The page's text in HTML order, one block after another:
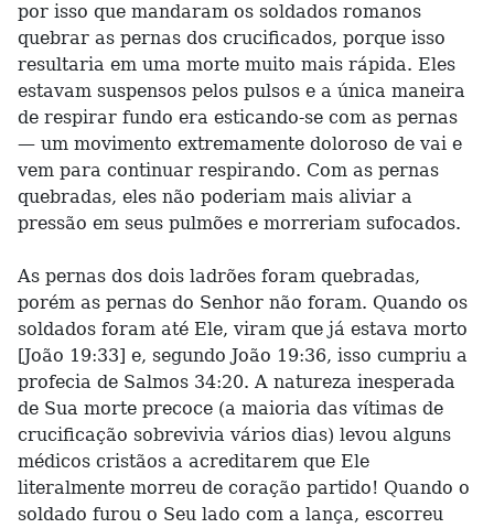
por isso que mandaram os soldados romanos
quebrar as pernas dos crucificados, porque isso
resultaria em uma morte muito mais rápida. Eles
estavam suspensos pelos pulsos e a única maneira
de respirar fundo era esticando-se com as pernas
— um movimento extremamente doloroso de vai e
vem para continuar respirando. Com as pernas
quebradas, eles não poderiam mais aliviar a
pressão em seus pulmões e morreriam sufocados.
As pernas dos dois ladrões foram quebradas,
porém as pernas do Senhor não foram. Quando os
soldados foram até Ele, viram que já estava morto
[João 19:33] e, segundo João 19:36, isso cumpriu a
profecia de Salmos 34:20. A natureza inesperada
de Sua morte precoce (a maioria das vítimas de
crucificação sobrevivia vários dias) levou alguns
médicos cristãos a acreditarem que Ele
literalmente morreu de coração partido! Quando o
soldado furou o Seu lado com a lança, escorreu